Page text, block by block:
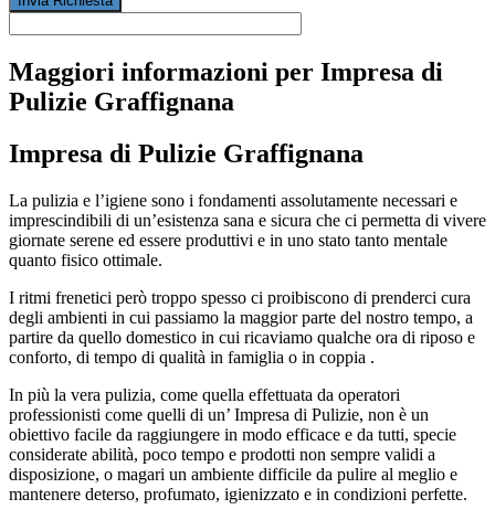
Maggiori informazioni per Impresa di
Pulizie Graffignana
Impresa di Pulizie Graffignana
La pulizia e l’igiene sono i fondamenti assolutamente necessari e
imprescindibili di un’esistenza sana e sicura che ci permetta di vivere
giornate serene ed essere produttivi e in uno stato tanto mentale
quanto fisico ottimale.
I ritmi frenetici però troppo spesso ci proibiscono di prenderci cura
degli ambienti in cui passiamo la maggior parte del nostro tempo, a
partire da quello domestico in cui ricaviamo qualche ora di riposo e
conforto, di tempo di qualità in famiglia o in coppia .
In più la vera pulizia, come quella effettuata da operatori
professionisti come quelli di un’ Impresa di Pulizie, non è un
obiettivo facile da raggiungere in modo efficace e da tutti, specie
considerate abilità, poco tempo e prodotti non sempre validi a
disposizione, o magari un ambiente difficile da pulire al meglio e
mantenere deterso, profumato, igienizzato e in condizioni perfette.